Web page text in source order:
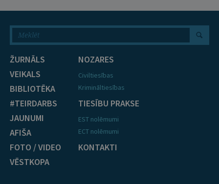
ŽURNĀLS
VEIKALS
BIBLIOTĒKA
#TEIRDARBS
JAUNUMI
AFIŠA
FOTO / VIDEO
VĒSTKOPA
NOZARES
Civiltiesības
Krimināltiesības
TIESĪBU PRAKSE
EST nolēmumi
ECT nolēmumi
KONTAKTI